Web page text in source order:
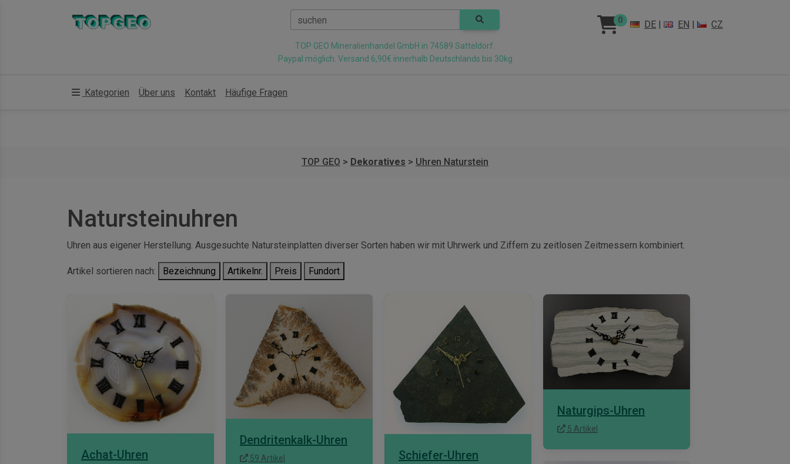
suchen 0 DE | EN | CZ
TOP GEO Mineralienhandel GmbH in 74589 Satteldorf.
Paypal möglich. Versand 6,90€ innerhalb Deutschlands bis 30kg
Kategorien Über uns Kontakt Häufige Fragen
TOP GEO > Dekoratives > Uhren Naturstein
Natursteinuhren
Uhren aus eigener Herstellung. Ausgesuchte Natursteinplatten diverser Sorten haben wir mit Uhrwerk und Ziffern zu zeitlosen Zeitmessern kombiniert.
Artikel sortieren nach: Bezeichnung Artikelnr. Preis Fundort
Achat-Uhren
Dendritenkalk-Uhren
59 Artikel Schiefer-Uhren
Naturgips-Uhren
5 Artikel